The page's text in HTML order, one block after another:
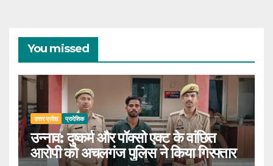
You missed
उत्तर प्रदेश प्रादेशिक
उन्नाव: दुष्कर्म और पॉक्सो एक्ट के वांछित
आरोपी को अचलगंज पुलिस ने किया गिरफ्तार